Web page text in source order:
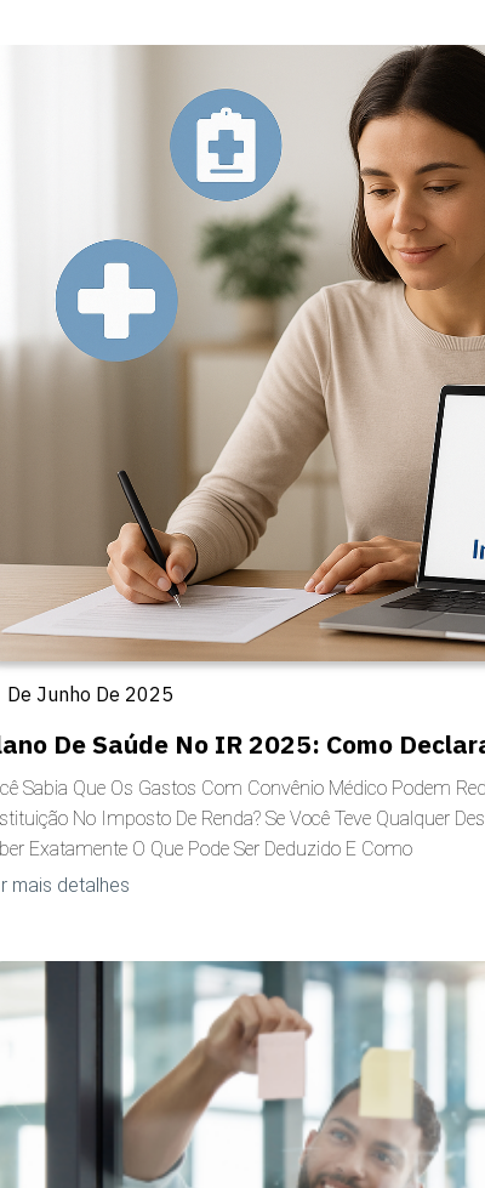
De Saúde No IR 2025: Como
Sabia Que Os Gastos Com Convênio Médico Podem
No Imposto De Renda? Se Você Teve Qualquer
Exatamente O Que Pode Ser Deduzido E Como
mais detalhes
De Junho De 2025